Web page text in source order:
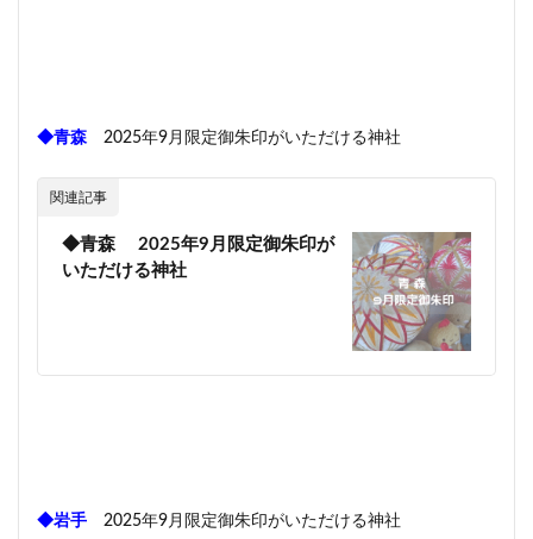
◆青森 2025年9月限定御朱印がいただける神社
関連記事
◆青森 2025年9月限定御朱印が
いただける神社
◆岩手 2025年9月限定御朱印がいただける神社